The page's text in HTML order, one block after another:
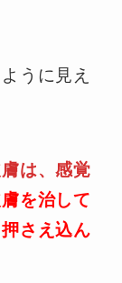
うに見え
は、感覚
を治して
さえ込ん